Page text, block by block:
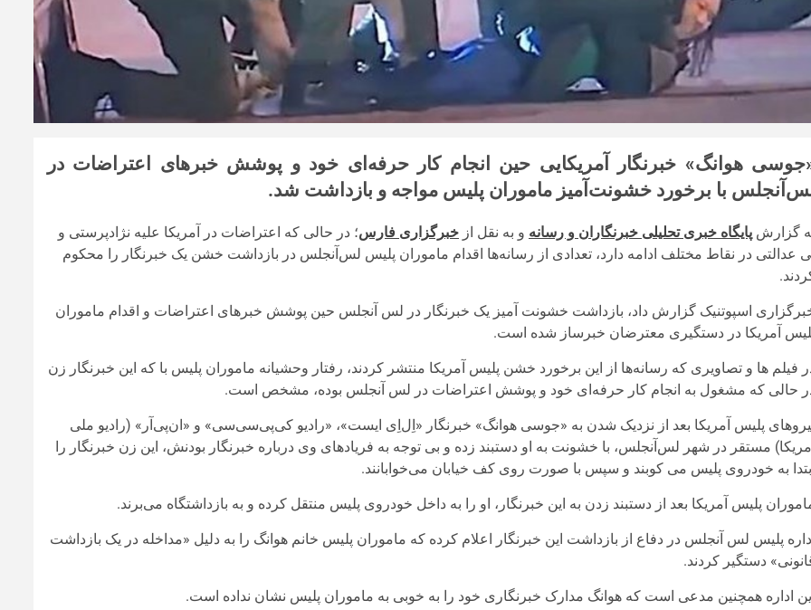
هوانگ» خبرنگار آمریکایی حین انجام کار حرفه‌ای خود و پوشش خبرهای اعتراضات در
با برخورد خشونت‌آمیز ماموران پلیس مواجه و بازداشت شد.
گزارش پایگاه خبری تحلیلی خبرنگاران و رسانه و به نقل از خبرگزاری فارس؛ در حالی که اعتراضات در آمریکا علیه نژادپرستی و
عدالتی در نقاط مختلف ادامه دارد، تعدادی از رسانه‌ها اقدام ماموران پلیس لس‌آنجلس در بازداشت خشن یک خبرنگار را محکوم
اسپوتنیک گزارش داد، بازداشت خشونت آمیز یک خبرنگار در لس آنجلس حین پوشش خبرهای اعتراضات و اقدام ماموران
آمریکا در دستگیری معترضان خبرساز شده است.
فیلم ها و تصاویری که رسانه‌ها از این برخورد خشن پلیس آمریکا منتشر کردند، رفتار وحشیانه ماموران پلیس با که این خبرنگار زن
حالی که مشغول به انجام کار حرفه‌ای خود و پوشش اعتراضات در لس آنجلس بوده، مشخص است.
پلیس آمریکا بعد از نزدیک شدن به «جوسی هوانگ» خبرنگار «اِل‌اِی ایست»، «رادیو کی‌پی‌سی‌سی» و «ان‌پی‌آر» (رادیو ملی
آمریکا) مستقر در شهر لس‌آنجلس، با خشونت به او دستبند زده و بی توجه به فریادهای وی درباره خبرنگار بودنش، این زن خبرنگار را
ابتدا به خودروی پلیس می کوبند و سپس با صورت روی کف خیابان می‌خوابانند.
پلیس آمریکا بعد از دستبند زدن به این خبرنگار، او را به داخل خودروی پلیس منتقل کرده و به بازداشتگاه می‌برند.
اداره پلیس لس آنجلس در دفاع از بازداشت این خبرنگار اعلام کرده که ماموران پلیس خانم هوانگ را به دلیل «مداخله در یک بازداشت
دستگیر کردند.
این اداره همچنین مدعی است که هوانگ مدارک خبرنگاری خود را به خوبی به ماموران پلیس نشان نداده است.